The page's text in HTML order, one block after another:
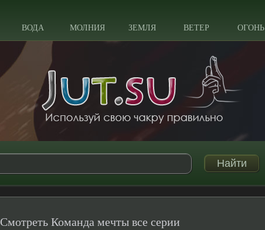
ВОДА МОЛНИЯ ЗЕМЛЯ ВЕТЕР ОГОНЬ
Смотреть Команда мечты все серии